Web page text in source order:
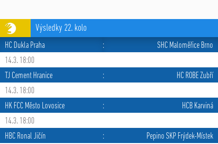
Výsledky 22. kolo
HC Dukla Praha :
SHC Maloměřice Brno
14.3. 18:00
TJ Cement Hranice
:
HC ROBE Zubří
14.3. 18:00
HK FCC Město Lovosice
:
HCB Karviná
14.3. 18:00
HBC Ronal Jičín
:
Pepino SKP Frýdek-Místek